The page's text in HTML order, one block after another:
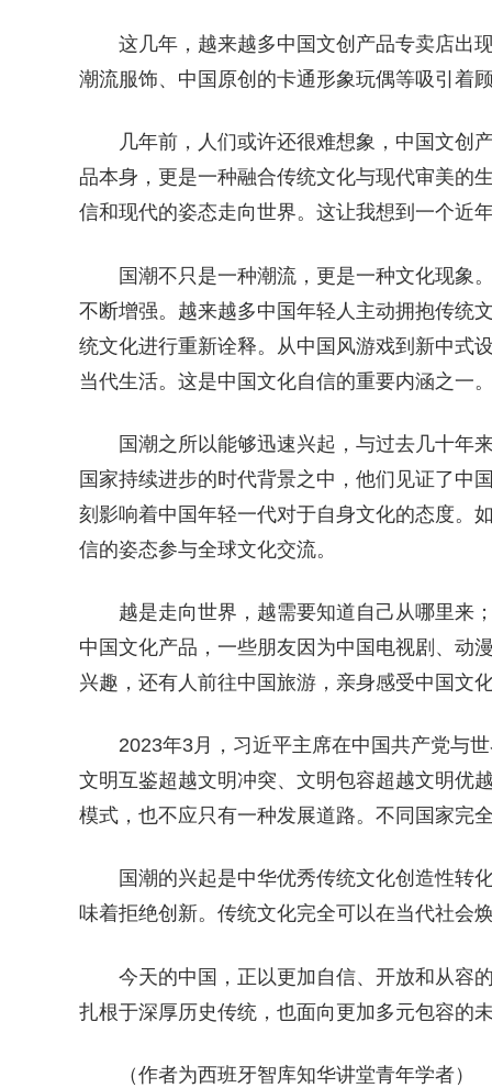
这几年，越来越多中国文创产品专卖店出
潮流服饰、中国原创的卡通形象玩偶等吸引着
几年前，人们或许还很难想象，中国文创
品本身，更是一种融合传统文化与现代审美的
信和现代的姿态走向世界。这让我想到一个
国潮不只是一种潮流，更是一种文化现象
不断增强。越来越多中国年轻人主动拥抱传统
统文化进行重新诠释。从中国风游戏到新中式
当代生活。这是中国文化自信的重要内涵之一
国潮之所以能够迅速兴起，与过去几十年
国家持续进步的时代背景之中，他们见证了中
刻影响着中国年轻一代对于自身文化的态度。
信的姿态参与全球文化交流。
越是走向世界，越需要知道自己从哪里来
中国文化产品，一些朋友因为中国电视剧、动
兴趣，还有人前往中国旅游，亲身感受中国文
2023年3月，习近平主席在中国共产党与
文明互鉴超越文明冲突、文明包容超越文明优
模式，也不应只有一种发展道路。不同国家完
国潮的兴起是中华优秀传统文化创造性转
味着拒绝创新。传统文化完全可以在当代社会
今天的中国，正以更加自信、开放和从容
扎根于深厚历史传统，也面向更加多元包容的
（作者为西班牙智库知华讲堂青年学者）